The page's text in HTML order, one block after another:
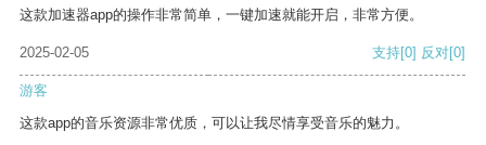
这款加速器app的操作非常简单，一键加速就能开启，非常方便。
2025-02-05 支持[0] 反对[0]
游客
这款app的音乐资源非常优质，可以让我尽情享受音乐的魅力。